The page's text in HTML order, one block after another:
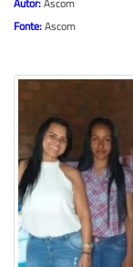
Fonte:Ascom